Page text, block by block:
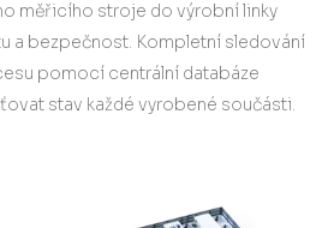
měřicího stroje do výrobní linky
a bezpečnost. Kompletní sledování
pomocí centrální databáze
stav každé vyrobené součásti.